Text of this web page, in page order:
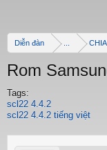
Diễn đàn
Rom
Tags:
scl22 4.4.2
scl22 4.4.2 tiếng việt